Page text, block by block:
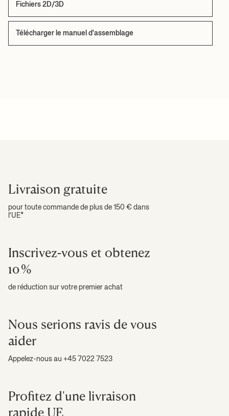
Fichiers 2D/3D
Télécharger le manuel d'assemblage
Livraison gratuite
pour toute commande de plus de 150 € dans
l'UE*
Inscrivez-vous et obtenez
10 %
de réduction sur votre premier achat
Nous serions ravis de vous
aider
Appelez-nous au +45 7022 7523
Profitez d'une livraison
rapide UE